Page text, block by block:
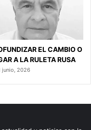
EL CAMBIO O
A LA RULETA RUSA
junio, 2026